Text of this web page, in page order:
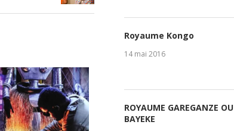
Royaume Kongo
14 mai 2016
ROYAUME GAREGANZE OU
BAYEKE